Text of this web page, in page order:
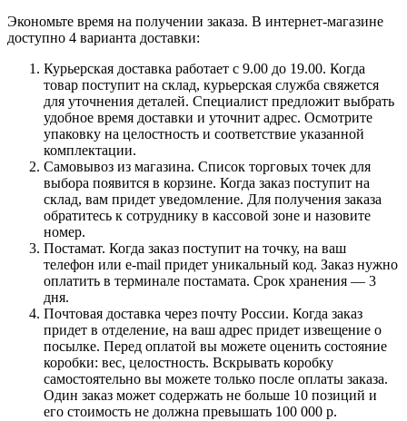
Экономьте время на получении заказа. В интернет-магазине
доступно 4 варианта доставки:
Курьерская доставка работает с 9.00 до 19.00. Когда
товар поступит на склад, курьерская служба свяжется
для уточнения деталей. Специалист предложит выбрать
удобное время доставки и уточнит адрес. Осмотрите
упаковку на целостность и соответствие указанной
комплектации.
Самовывоз из магазина. Список торговых точек для
выбора появится в корзине. Когда заказ поступит на
склад, вам придет уведомление. Для получения заказа
обратитесь к сотруднику в кассовой зоне и назовите
номер.
Постамат. Когда заказ поступит на точку, на ваш
телефон или e-mail придет уникальный код. Заказ нужно
оплатить в терминале постамата. Срок хранения — 3
дня.
Почтовая доставка через почту России. Когда заказ
придет в отделение, на ваш адрес придет извещение о
посылке. Перед оплатой вы можете оценить состояние
коробки: вес, целостность. Вскрывать коробку
самостоятельно вы можете только после оплаты заказа.
Один заказ может содержать не больше 10 позиций и
его стоимость не должна превышать 100 000 р.